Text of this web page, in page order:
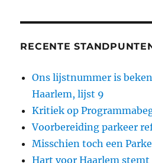
RECENTE
Ons lijstnummer is
Haarlem, lijst 9
Kritiek op
Voorbereiding parkeer
Misschien toch een
Hart voor Haarlem